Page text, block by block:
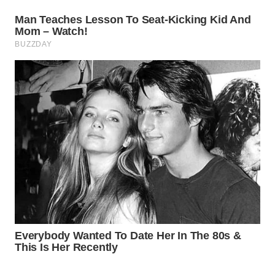
SUKABUMI
PURWAKARTA
WN
PRIANGAN
TIMUR
WN
SEMARANG
WN
SOLO
WN